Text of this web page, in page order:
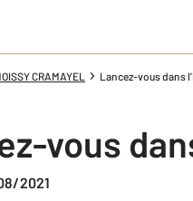
CRAMAYEL Lancez-vous dans
vous
2021